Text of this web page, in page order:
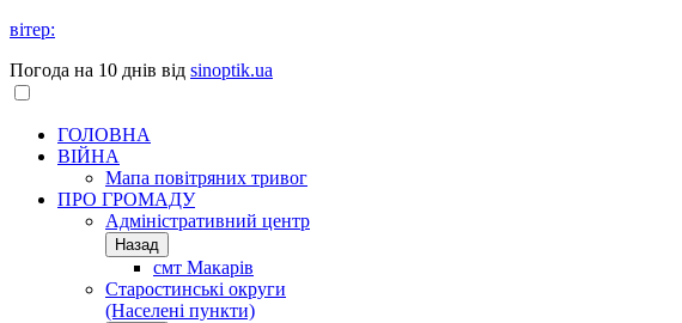
вітер:
Погода на 10 днів від sinoptik.ua
ГОЛОВНА
ВІЙНА
Мапа повітряних тривог
ПРО ГРОМАДУ
Aдміністративний центр
Назад
смт Макарів
Старостинські округи
(Населені пункти)